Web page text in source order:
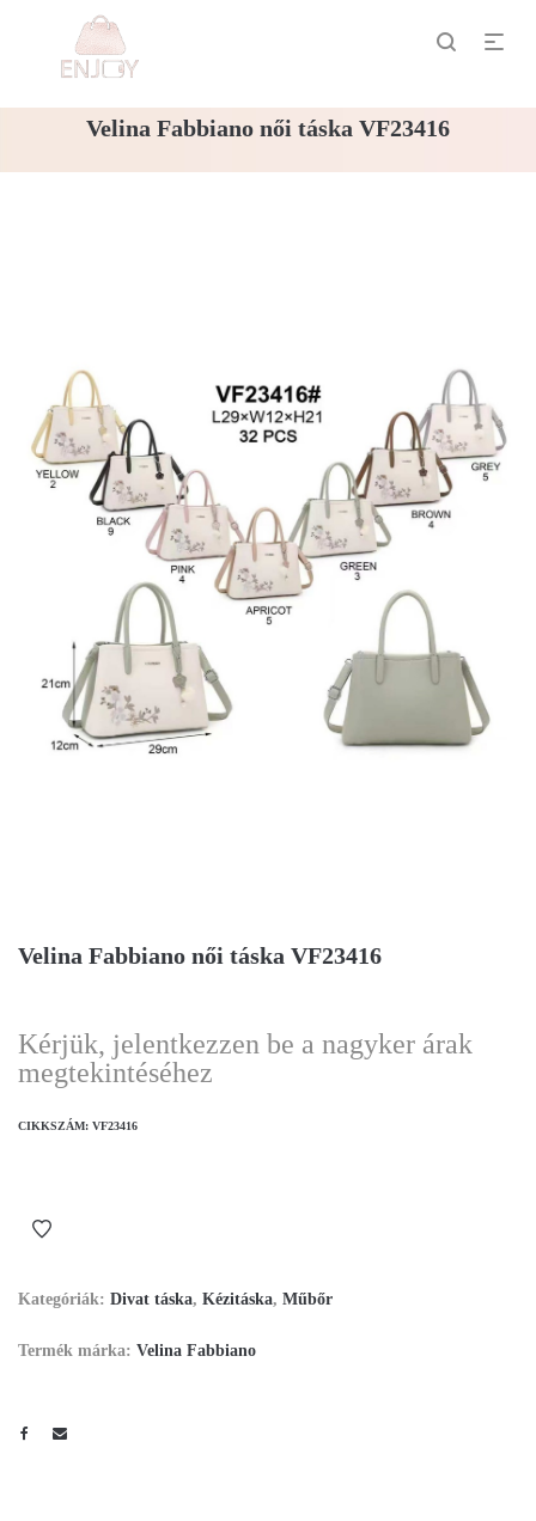
Velina Fabbiano női táska VF23416
Velina Fabbiano női táska VF23416
Kérjük, jelentkezzen be a nagyker árak
megtekintéséhez
CIKKSZÁM: VF23416
Kategóriák: Divat táska, Kézitáska, Műbőr
Termék márka: Velina Fabbiano